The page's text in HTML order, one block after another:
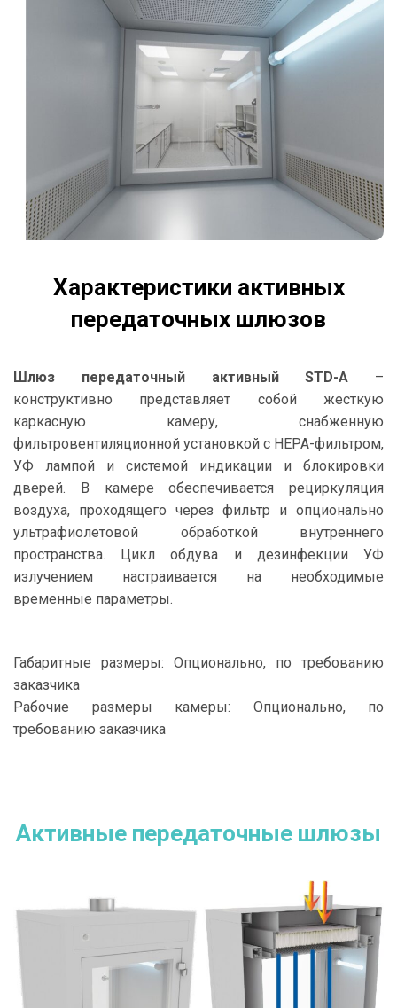
Характеристики активных
передаточных шлюзов
Шлюз передаточный активный STD-A –
конструктивно представляет собой жесткую
каркасную камеру, снабженную
фильтровентиляционной установкой с НEPA-фильтром,
УФ лампой и системой индикации и блокировки
дверей. В камере обеспечивается рециркуляция
воздуха, проходящего через фильтр и опционально
ультрафиолетовой обработкой внутреннего
пространства. Цикл обдува и дезинфекции УФ
излучением настраивается на необходимые
временные параметры.
Габаритные размеры: Опционально, по требованию
заказчика
Рабочие размеры камеры: Опционально, по
требованию заказчика
Активные передаточные шлюзы